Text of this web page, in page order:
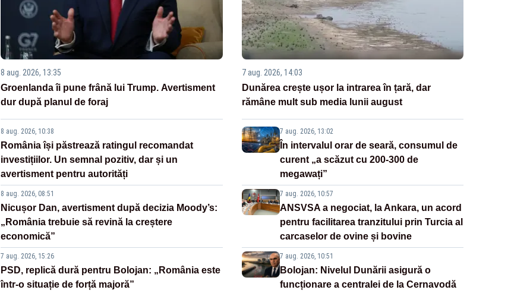
8 aug. 2026, 13:35
Groenlanda îi pune frână lui Trump. Avertisment
dur după planul de foraj
8 aug. 2026, 10:38
România își păstrează ratingul recomandat
investițiilor. Un semnal pozitiv, dar și un
avertisment pentru autorități
8 aug. 2026, 08:51
Nicușor Dan, avertisment după decizia Moody’s:
„România trebuie să revină la creștere
economică”
7 aug. 2026, 15:26
PSD, replică dură pentru Bolojan: „România este
într-o situație de forță majoră”
7 aug. 2026, 14:03
Dunărea crește ușor la intrarea în țară, dar
rămâne mult sub media lunii august
7 aug. 2026, 13:02
În intervalul orar de seară, consumul de
curent „a scăzut cu 200-300 de
megawați”
7 aug. 2026, 10:57
ANSVSA a negociat, la Ankara, un acord
pentru facilitarea tranzitului prin Turcia al
carcaselor de ovine și bovine
7 aug. 2026, 10:51
Bolojan: Nivelul Dunării asigură o
funcționare a centralei de la Cernavodă